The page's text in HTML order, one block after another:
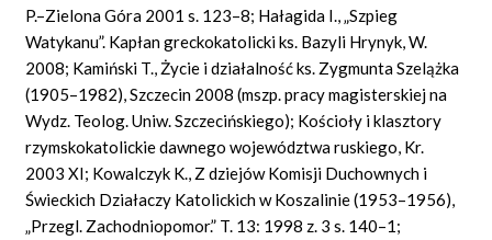
P.–Zielona Góra 2001 s. 123–8; Hałagida I., „Szpieg
Watykanu”. Kapłan greckokatolicki ks. Bazyli Hrynyk, W.
2008; Kamiński T., Życie i działalność ks. Zygmunta Szelążka
(1905–1982), Szczecin 2008 (mszp. pracy magisterskiej na
Wydz. Teolog. Uniw. Szczecińskiego); Kościoły i klasztory
rzymskokatolickie dawnego województwa ruskiego, Kr.
2003 XI; Kowalczyk K., Z dziejów Komisji Duchownych i
Świeckich Działaczy Katolickich w Koszalinie (1953–1956),
„Przegl. Zachodniopomor.” T. 13: 1998 z. 3 s. 140–1;